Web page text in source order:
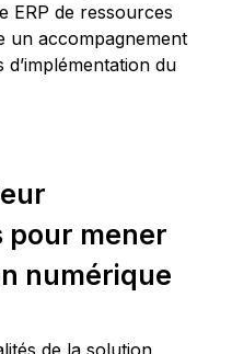
ERP de ressources
un accompagnement
du
mener
numérique